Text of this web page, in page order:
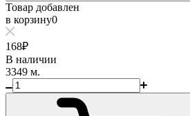
Товар добавлен
в корзину0
168₽
В наличии
3349 м.